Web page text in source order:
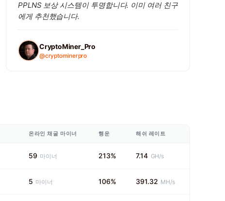
PPLNS 보상 시스템이 투명합니다. 이미 여러 친구
에게 추천했습니다.
CryptoMiner_Pro
@cryptominerpro
온라인 채굴 마이너 행운 해쉬 레이트
59 마이너 213% 7.14 GH/s
5 마이너 106% 391.32 MH/s